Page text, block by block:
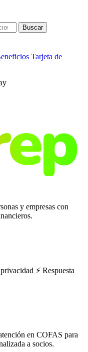
Buscar
Tarjeta de
y empresas con
⚡ Respuesta
en COFAS para
a socios.